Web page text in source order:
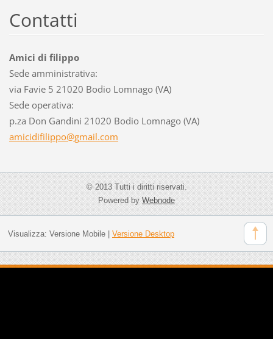
Contatti
Amici di filippo
Sede amministrativa:
via Favie 5 21020 Bodio Lomnago (VA)
Sede operativa:
p.za Don Gandini 21020 Bodio Lomnago (VA)
amicidifilippo@gmail.com
© 2013 Tutti i diritti riservati.
Powered byWebnode
Visualizza: Versione Mobile| Versione Desktop